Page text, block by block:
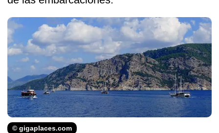
© gigaplaces.com